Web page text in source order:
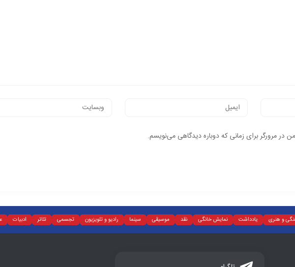
در مرورگر برای زمانی که دوباره دیدگاهی می‌نویسم.
و هنری یادداشت نمایش خانگی نقد موسیقی سینما رادیو و تلویزیون تجسمی تئاتر ادبیات